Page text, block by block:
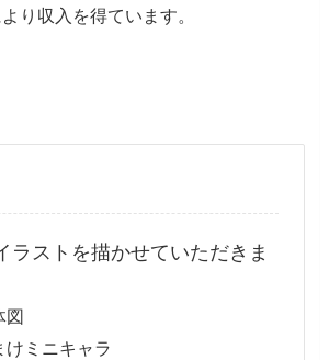
り収入を得ています。
ラストを描かせていただきま
図
けミニキャラ